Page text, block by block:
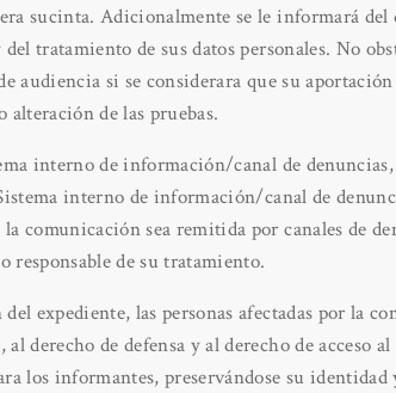
sucinta. Adicionalmente se le informará del
tratamiento de sus datos personales. No
audiencia si se considerara que su
de las pruebas.
interno de información/canal de
interno de información/canal de
comunicación sea remitida por canales de
responsable de su tratamiento.
expediente, las personas afectadas por la
derecho de defensa y al derecho de acceso
los informantes, preservándose su